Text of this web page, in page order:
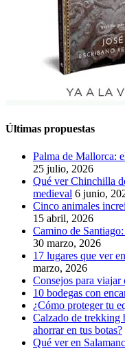
Últimas propuestas
Palma de Mallorca:
25 julio, 2026
Qué ver Chinchilla
medieval 6 junio,
Cinco animales
15 abril, 2026
Camino de
30 marzo, 2026
17 lugares que ver
marzo, 2026
Consejos para viajar
10 bodegas con
¿Cómo proteger tu
Calzado de trekking
ahorrar en tus botas?
Qué ver en